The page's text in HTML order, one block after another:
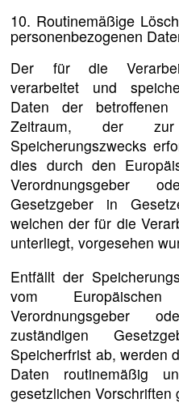
10. Routinemäßige
personenbezogenen
Der für die
verarbeitet und
Daten der
Zeitraum, der
Speicherungszwecks
dies durch den
Verordnungsgeber
Gesetzgeber in
welchen der für die
unterliegt, vorgesehen
Entfällt der
vom
Verordnungsgeber
zuständigen
Speicherfrist ab, werden
Daten routinemäßig
gesetzlichen